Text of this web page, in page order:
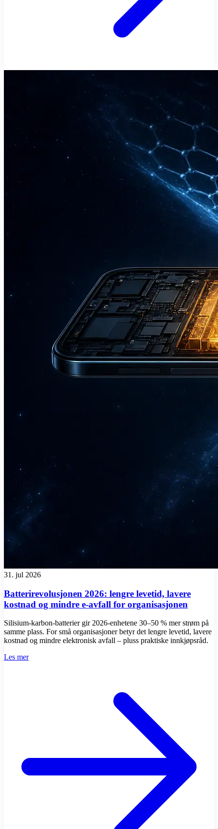
31. jul 2026
Batterirevolusjonen 2026: lengre levetid, lavere
kostnad og mindre e-avfall for organisasjonen
Silisium-karbon-batterier gir 2026-enhetene 30–50 % mer strøm på
samme plass. For små organisasjoner betyr det lengre levetid, lavere
kostnad og mindre elektronisk avfall – pluss praktiske innkjøpsråd.
Les mer